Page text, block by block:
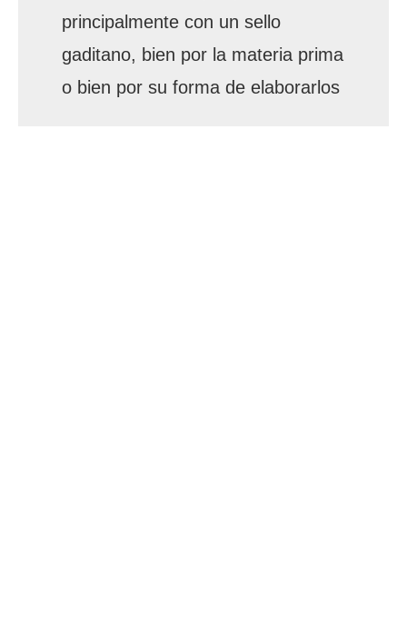
principalmente con un sello
gaditano, bien por la materia prima
o bien por su forma de elaborarlos